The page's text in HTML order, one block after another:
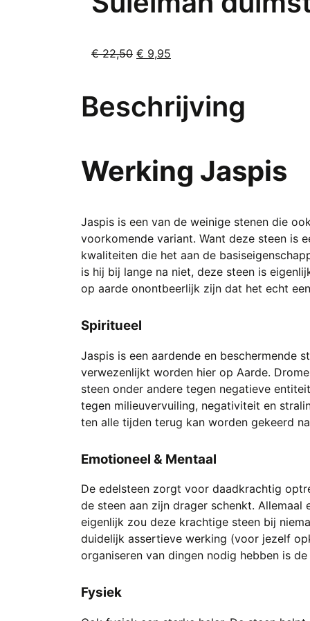
Deze
kan
op
de
€22,50 Oorspronkelijke
€ 22,50.
€ 9,95
€ 9,95.
Beschrijving
Werking Jaspis
Jaspis is een van de weinige stenen die
voorkomende variant. Want deze steen is
kwaliteiten die het aan de
is hij bij lange na niet, deze steen is
op aarde onontbeerlijk zijn dat het echt
Spiritueel
Jaspis is een aardende en beschermende
verwezenlijkt worden hier op Aarde.
steen onder andere tegen negatieve
tegen milieuvervuiling, negativiteit en
ten alle tijden terug kan worden gekeerd
Emotioneel & Mentaal
De edelsteen zorgt voor daadkrachtig
de steen aan zijn drager schenkt.
eigenlijk zou deze krachtige steen bij
duidelijk assertieve werking (voor jezelf
organiseren van dingen nodig hebben is
Fysiek